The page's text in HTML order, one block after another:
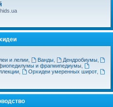
и лелии, Ванды, Дендробиумы,
и фрагмипедиумы,
, Орхидеи умеренных широт,